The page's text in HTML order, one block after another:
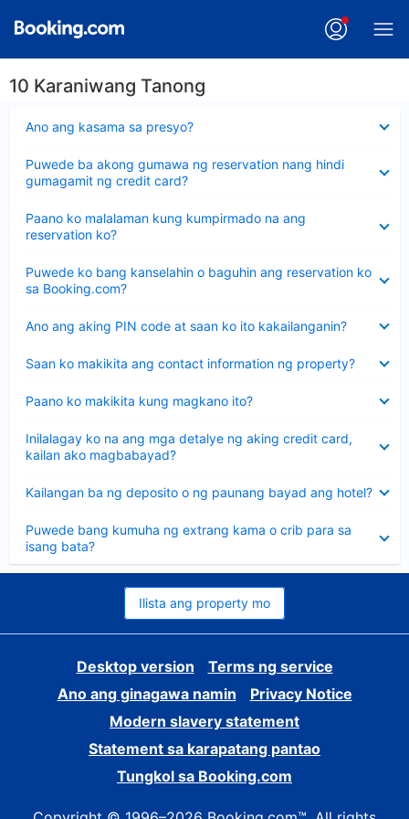
10 Karaniwang Tanong
Ano ang kasama sa presyo?
ang
Puwede ba akong gumawa ng reservation nang hindi
gumagamit ng credit card?
ang
sagot
Paano ko malalaman kung kumpirmado na ang
reservation ko?
ang
sagot
Puwede ko bang kanselahin o baguhin ang reservation ko
sa Booking.com?
ang
sagot
Ano ang aking PIN code at saan ko ito kakailanganin?
ang
Saan ko makikita ang contact information ng property?
ang
Paano ko makikita kung magkano ito?
ang
Inilalagay ko na ang mga detalye ng aking credit card,
kailan ako magbabayad?
ang
sagot
Kailangan ba ng deposito o ng paunang bayad ang hotel?
ang
Puwede bang kumuha ng extrang kama o crib para sa
isang bata?
ang
sagot
Ilista ang property mo
Desktop version
Terms ng service
Ano ang ginagawa namin
Privacy Notice
Modern slavery statement
Statement sa karapatang pantao
Tungkol sa Booking.com